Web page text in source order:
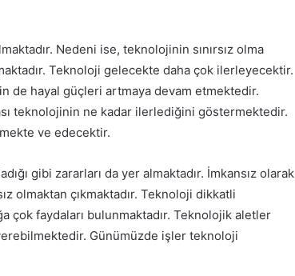
Nedeni ise, teknolojinin sınırsız olma
Teknoloji gelecekte daha çok ilerleyecektir.
de hayal güçleri artmaya devam etmektedir.
teknolojinin ne kadar ilerlediğini göstermektedir.
ve edecektir.
gibi zararları da yer almaktadır. İmkansız olarak
olmaktan çıkmaktadır. Teknoloji dikkatli
çok faydaları bulunmaktadır. Teknolojik aletler
Günümüzde işler teknoloji